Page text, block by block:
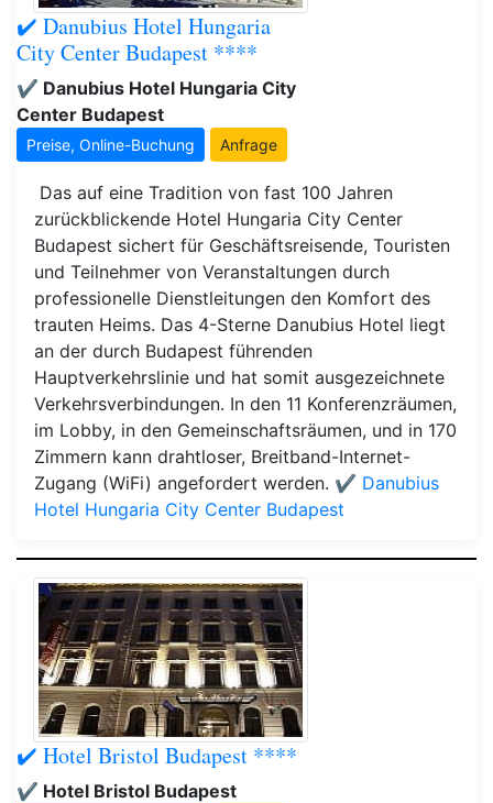
✔️ Danubius Hotel Hungaria
City Center Budapest ****
✔️ Danubius Hotel Hungaria City
Center Budapest
Preise, Online-Buchung Anfrage
Das auf eine Tradition von fast 100 Jahren
zurückblickende Hotel Hungaria City Center
Budapest sichert für Geschäftsreisende, Touristen
und Teilnehmer von Veranstaltungen durch
professionelle Dienstleitungen den Komfort des
trauten Heims. Das 4-Sterne Danubius Hotel liegt
an der durch Budapest führenden
Hauptverkehrslinie und hat somit ausgezeichnete
Verkehrsverbindungen. In den 11 Konferenzräumen,
im Lobby, in den Gemeinschaftsräumen, und in 170
Zimmern kann drahtloser, Breitband-Internet-
Zugang (WiFi) angefordert werden. ✔️ Danubius
Hotel Hungaria City Center Budapest
✔️ Hotel Bristol Budapest ****
✔️ Hotel Bristol Budapest